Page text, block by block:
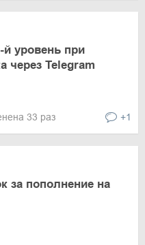
уровень при
через Telegram
33 раз +1
за пополнение на